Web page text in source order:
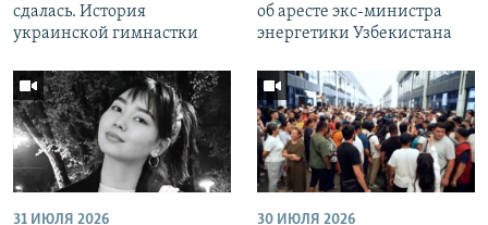
сдалась. История
украинской гимнастки
об аресте экс-министра
энергетики Узбекистана
31 ИЮЛЯ 2026 30 ИЮЛЯ 2026